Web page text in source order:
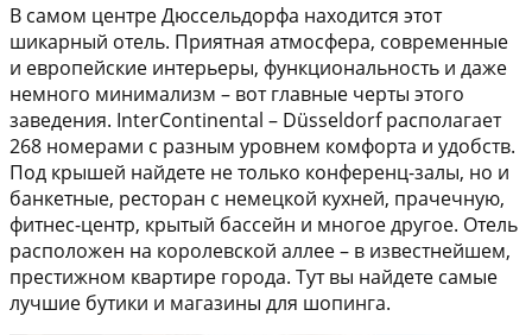
В самом центре Дюссельдорфа находится этот
шикарный отель. Приятная атмосфера, современные
и европейские интерьеры, функциональность и даже
немного минимализм – вот главные черты этого
заведения. InterContinental – Düsseldorf располагает
268 номерами с разным уровнем комфорта и удобств.
Под крышей найдете не только конференц-залы, но и
банкетные, ресторан с немецкой кухней, прачечную,
фитнес-центр, крытый бассейн и многое другое. Отель
расположен на королевской аллее – в известнейшем,
престижном квартире города. Тут вы найдете самые
лучшие бутики и магазины для шопинга.